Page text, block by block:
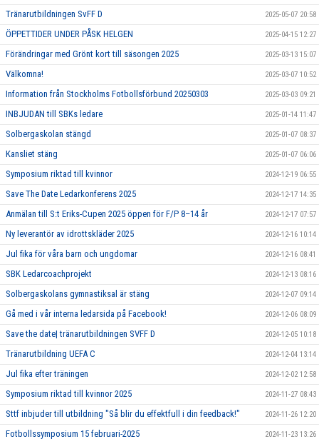
Tränarutbildningen SvFF D 2025-05-07 20:58
ÖPPETTIDER UNDER PÅSK HELGEN 2025-04-15 12:27
Förändringar med Grönt kort till säsongen 2025 2025-03-13 15:07
Välkomna! 2025-03-07 10:52
Information från Stockholms Fotbollsförbund 20250303 2025-03-03 09:21
INBJUDAN till SBKs ledare 2025-01-14 11:47
Solbergaskolan stängd 2025-01-07 08:37
Kansliet stäng 2025-01-07 06:06
Symposium riktad till kvinnor 2024-12-19 06:55
Save The Date Ledarkonferens 2025 2024-12-17 14:35
Anmälan till S:t Eriks-Cupen 2025 öppen för F/P 8–14 år 2024-12-17 07:57
Ny leverantör av idrottskläder 2025 2024-12-16 10:14
Jul fika för våra barn och ungdomar 2024-12-16 08:41
SBK Ledarcoachprojekt 2024-12-13 08:16
Solbergaskolans gymnastiksal är stäng 2024-12-07 09:14
Gå med i vår interna ledarsida på Facebook! 2024-12-06 08:09
Save the date| tränarutbildningen SVFF D 2024-12-05 10:18
Tränarutbildning UEFA C 2024-12-04 13:14
Jul fika efter träningen 2024-12-02 12:58
Symposium riktad till kvinnor 2025 2024-11-27 08:43
Sttf inbjuder till utbildning "Så blir du effektfull i din feedback!" 2024-11-26 12:20
Fotbollssymposium 15 februari-2025 2024-11-23 13:26